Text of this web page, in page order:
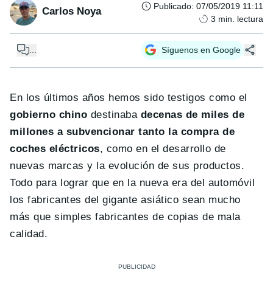
Carlos Noya Publicado: 07/05/2019 11:11
3 min. lectura
Síguenos en Google
En los últimos años hemos sido testigos como el
gobierno chino destinaba decenas de miles de
millones a subvencionar tanto la compra de
coches eléctricos, como en el desarrollo de
nuevas marcas y la evolución de sus productos.
Todo para lograr que en la nueva era del automóvil
los fabricantes del gigante asiático sean mucho
más que simples fabricantes de copias de mala
calidad.